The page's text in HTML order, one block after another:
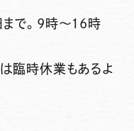
まで。9時～16時
臨時休業もあるよ